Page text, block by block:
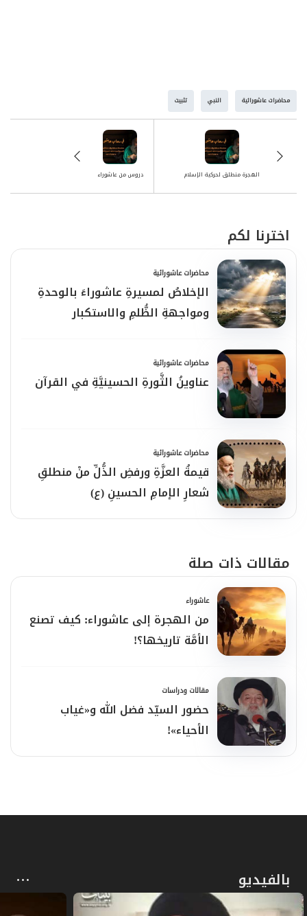
محاضرات عاشورائية النبي تثبيت
دروس من عاشوراء الهجرة منطلق لحركية الإسلام
اخترنا لكم
محاضرات عاشورائية
الإخلاصُ لمسيرةِ عاشوراءَ بالوحدةِ
ومواجهةِ الظُّلمِ والاستكبار
محاضرات عاشورائية
عناوينُ الثَّورةِ الحسينيَّةِ في القرآن
محاضرات عاشورائية
قيمةُ العزَّةِ ورفضِ الذُّلِّ منْ منطلقِ
شعارِ الإمامِ الحسينِ (ع)
مقالات ذات صلة
عاشوراء
من الهجرة إلى عاشوراء: كيف تصنع
الأمَّة تاريخها؟!
مقالات ودراسات
حضور السيّد فضل الله و«غياب
الأحياء»!
بالفيديو